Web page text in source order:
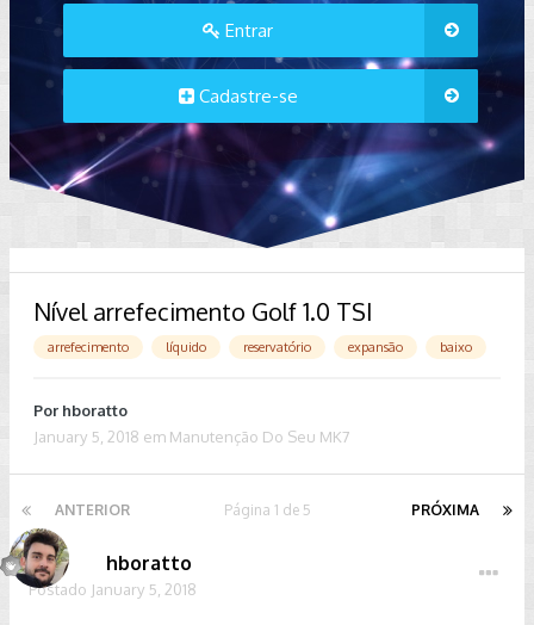
Entrar
Cadastre-se
Nível arrefecimento Golf 1.0 TSI
arrefecimento líquido reservatório expansão baixo
Por hboratto
January 5, 2018 em Manutenção Do Seu MK7
ANTERIOR PRÓXIMA
Página 1 de 5
hboratto
Postado January 5, 2018